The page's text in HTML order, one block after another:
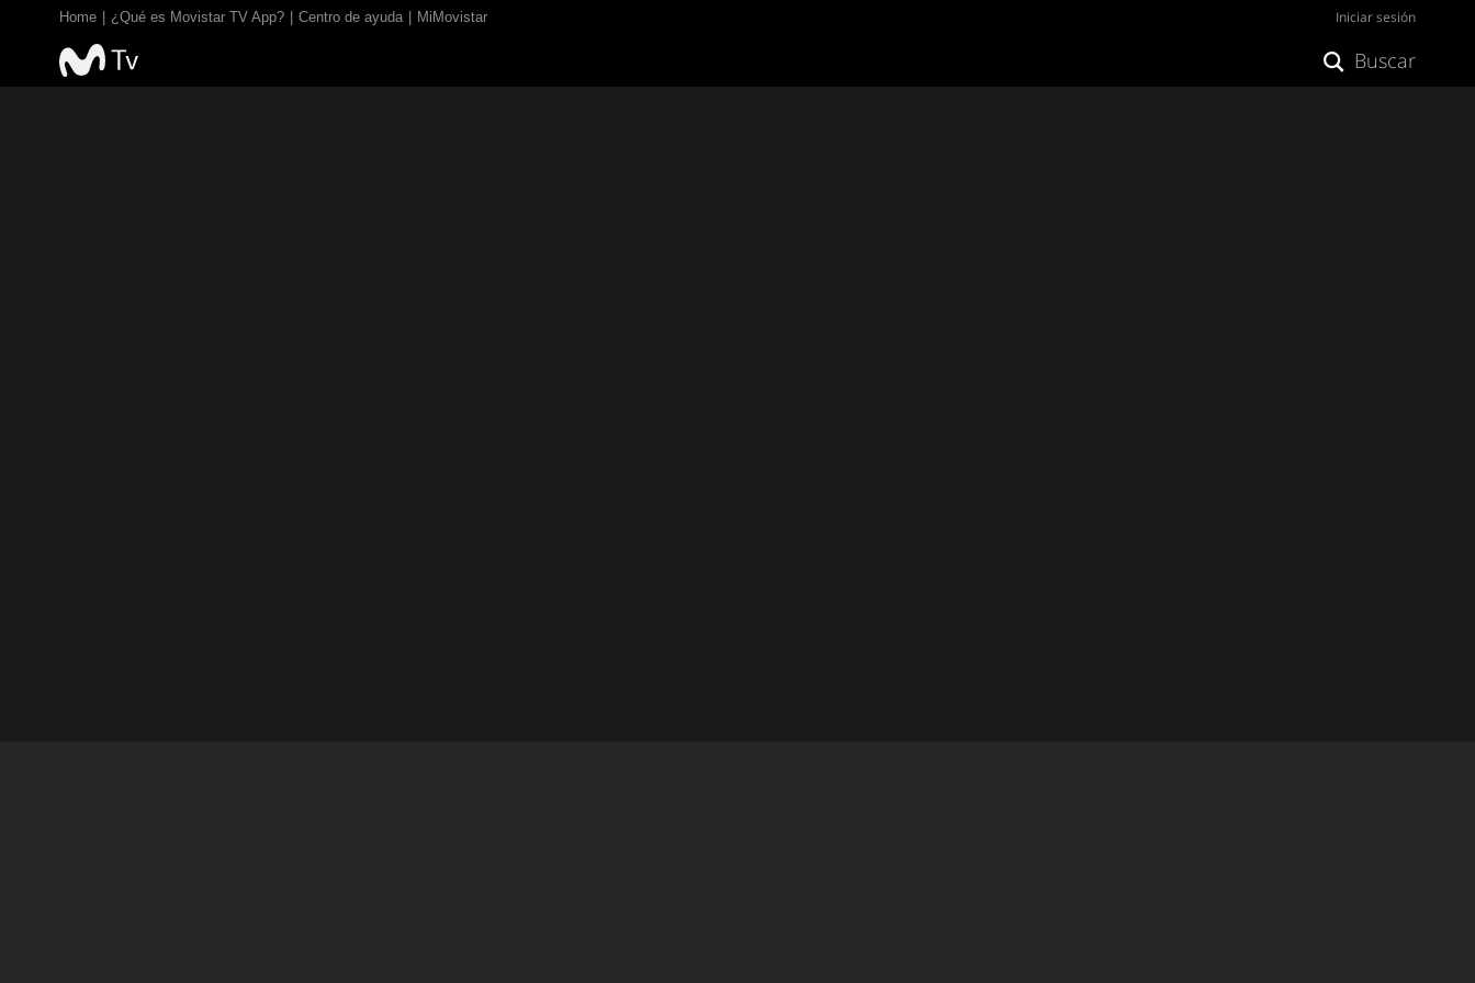
Home ¿Qué es Movistar TV App? Centro de ayuda MiMovistar Iniciar sesión
Buscar